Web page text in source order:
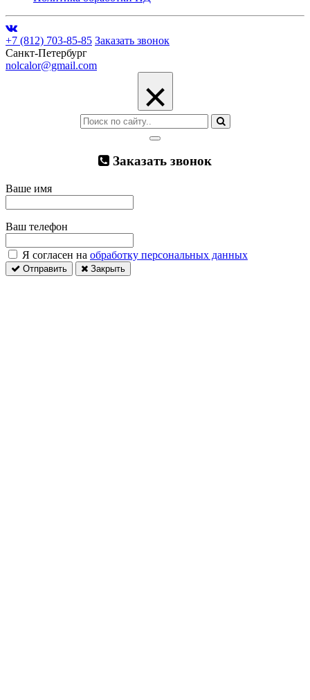
+7 (812) 703-85-85 Заказать звонок
Санкт-Петербург
nolcalor@gmail.com
×
Заказать звонок
Ваше имя
Ваш телефон
Я согласен на обработку персональных данных
Отправить Закрыть